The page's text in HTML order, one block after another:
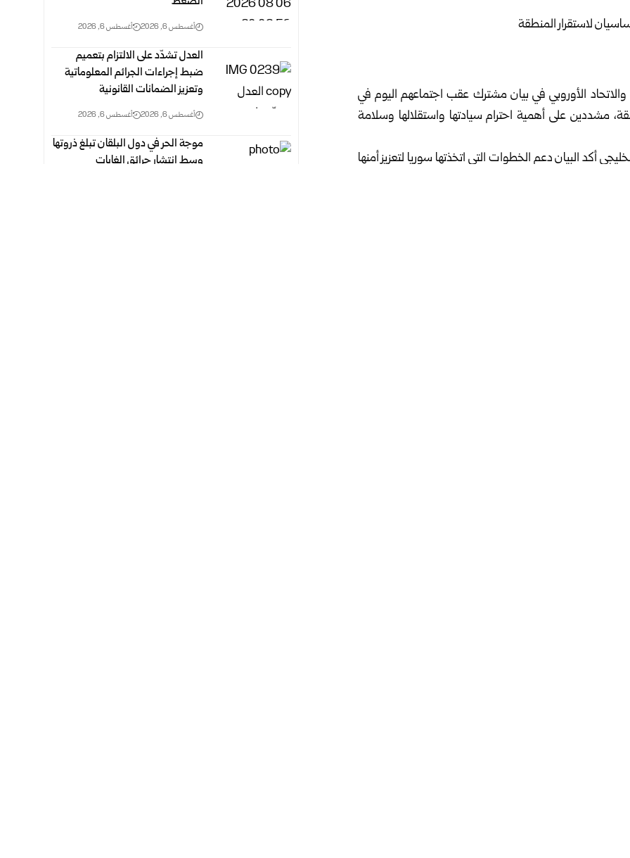
الأوروبي في بيان مشترك عقب اجتماعهم اليوم في
مشددين على أهمية احترام سيادتها واستقلالها وسلامة
أكد البيان دعم الخطوات التي اتخذتها سوريا لتعزيز أمنها
أغسطس 6, 2026 أغسطس 6, 2026
العدل تشدّد على الالتزام بتعميم
ضبط إجراءات الجرائم المعلوماتية
وتعزيز الضمانات القانونية
أغسطس 6, 2026 أغسطس 6, 2026
موجة الحر في دول البلقان تبلغ ذروتها
وسط انتشار حرائق الغابات